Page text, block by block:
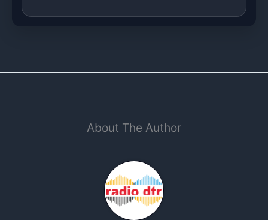
About The Author